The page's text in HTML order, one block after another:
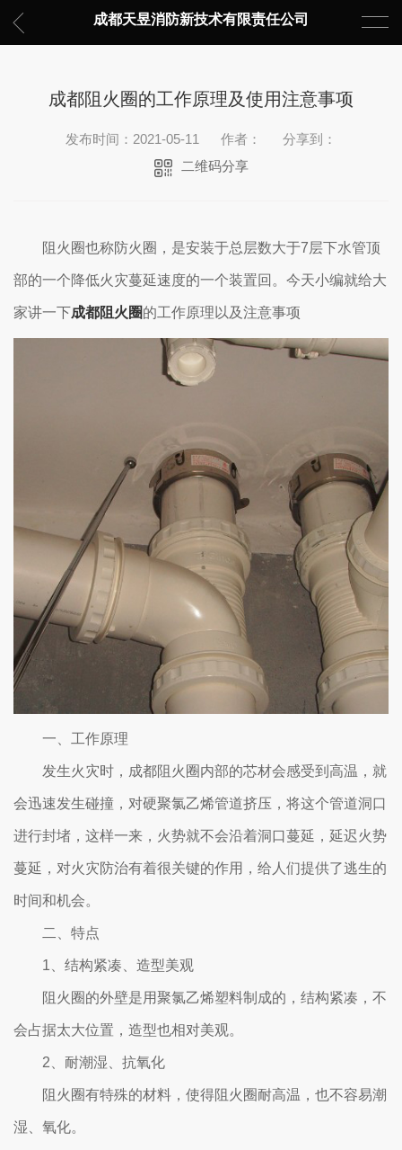
成都天昱消防新技术有限责任公司
成都阻火圈的工作原理及使用注意事项
发布时间：2021-05-11 作者：
分享到：
二维码分享
阻火圈也称防火圈，是安装于总层数大于7层下水管顶
部的一个降低火灾蔓延速度的一个装置回。今天小编就给大
家讲一下成都阻火圈的工作原理以及注意事项
一、工作原理
发生火灾时，成都阻火圈内部的芯材会感受到高温，就
会迅速发生碰撞，对硬聚氯乙烯管道挤压，将这个管道洞口
进行封堵，这样一来，火势就不会沿着洞口蔓延，延迟火势
蔓延，对火灾防治有着很关键的作用，给人们提供了逃生的
时间和机会。
二、特点
1、结构紧凑、造型美观
阻火圈的外壁是用聚氯乙烯塑料制成的，结构紧凑，不
会占据太大位置，造型也相对美观。
2、耐潮湿、抗氧化
阻火圈有特殊的材料，使得阻火圈耐高温，也不容易潮
湿、氧化。